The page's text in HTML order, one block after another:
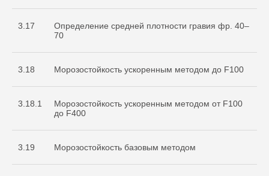
3.17
Определение средней плотности гравия фр. 40–
70
3.18 Морозостойкость ускоренным методом до F100
3.18.1
Морозостойкость ускоренным методом от F100
до F400
3.19 Морозостойкость базовым методом